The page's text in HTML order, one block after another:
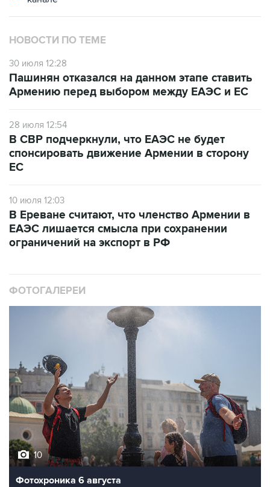
НОВОСТИ ПО ТЕМЕ
30 июля 12:28
Армению перед выбором между ЕАЭС и ЕС
28 июля 12:54
спонсировать движение Армении в сторону
ЕС
ЕАЭС лишается смысла при сохранении
ограничений на экспорт в РФ
Фотохроника 6 августа